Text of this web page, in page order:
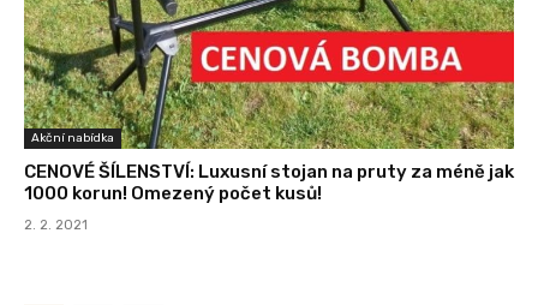
Akční nabídka
CENOVÉ ŠÍLENSTVÍ: Luxusní stojan na pruty za méně jak
1000 korun! Omezený počet kusů!
2. 2. 2021